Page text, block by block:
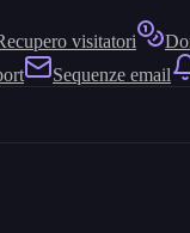
visitatori
Sequenze email